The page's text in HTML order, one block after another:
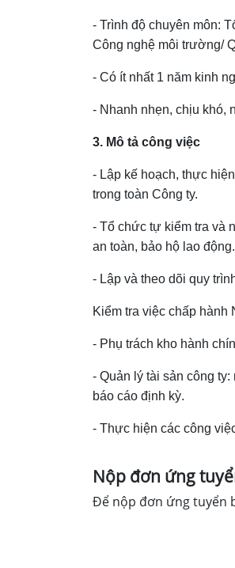
- Trình độ chuyên môn:
Công nghệ môi trường/
- Có ít nhất 1 năm kinh
- Nhanh nhẹn, chịu khó,
3. Mô tả công việc
- Lập kế hoạch, thực
trong toàn Công ty.
- Tổ chức tự kiểm tra và
an toàn, bảo hộ lao động.
- Lập và theo dõi quy
Kiểm tra việc chấp hành
- Phụ trách kho hành
- Quản lý tài sản công
báo cáo định kỳ.
- Thực hiện các công
Nộp đơn ứng
Để nộp đơn ứng tuyển